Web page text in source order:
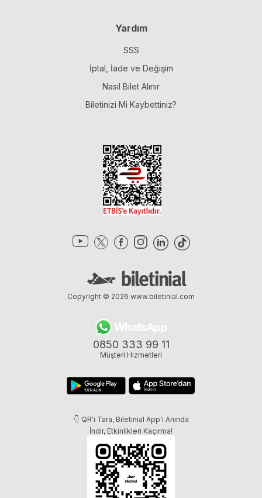
Yardım
SSS
İptal, İade ve Değişim
Nasıl Bilet Alınır
Biletinizi Mi Kaybettiniz?
0850 333 99 11
Müşteri Hizmetleri
👇 QR'ı Tara, Biletinial App'i Anında
İndir, Etkinlikleri Kaçırma!
Copyright © 2026 www.biletinial.com